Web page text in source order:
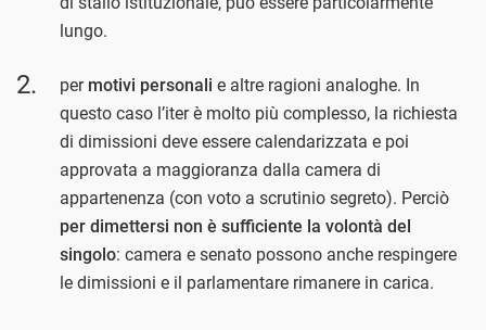
lungo.
per motivi personali e altre ragioni analoghe. In
questo caso l’iter è molto più complesso, la richiesta
di dimissioni deve essere calendarizzata e poi
approvata a maggioranza dalla camera di
appartenenza (con voto a scrutinio segreto). Perciò
per dimettersi non è sufficiente la volontà del
singolo: camera e senato possono anche respingere
le dimissioni e il parlamentare rimanere in carica.